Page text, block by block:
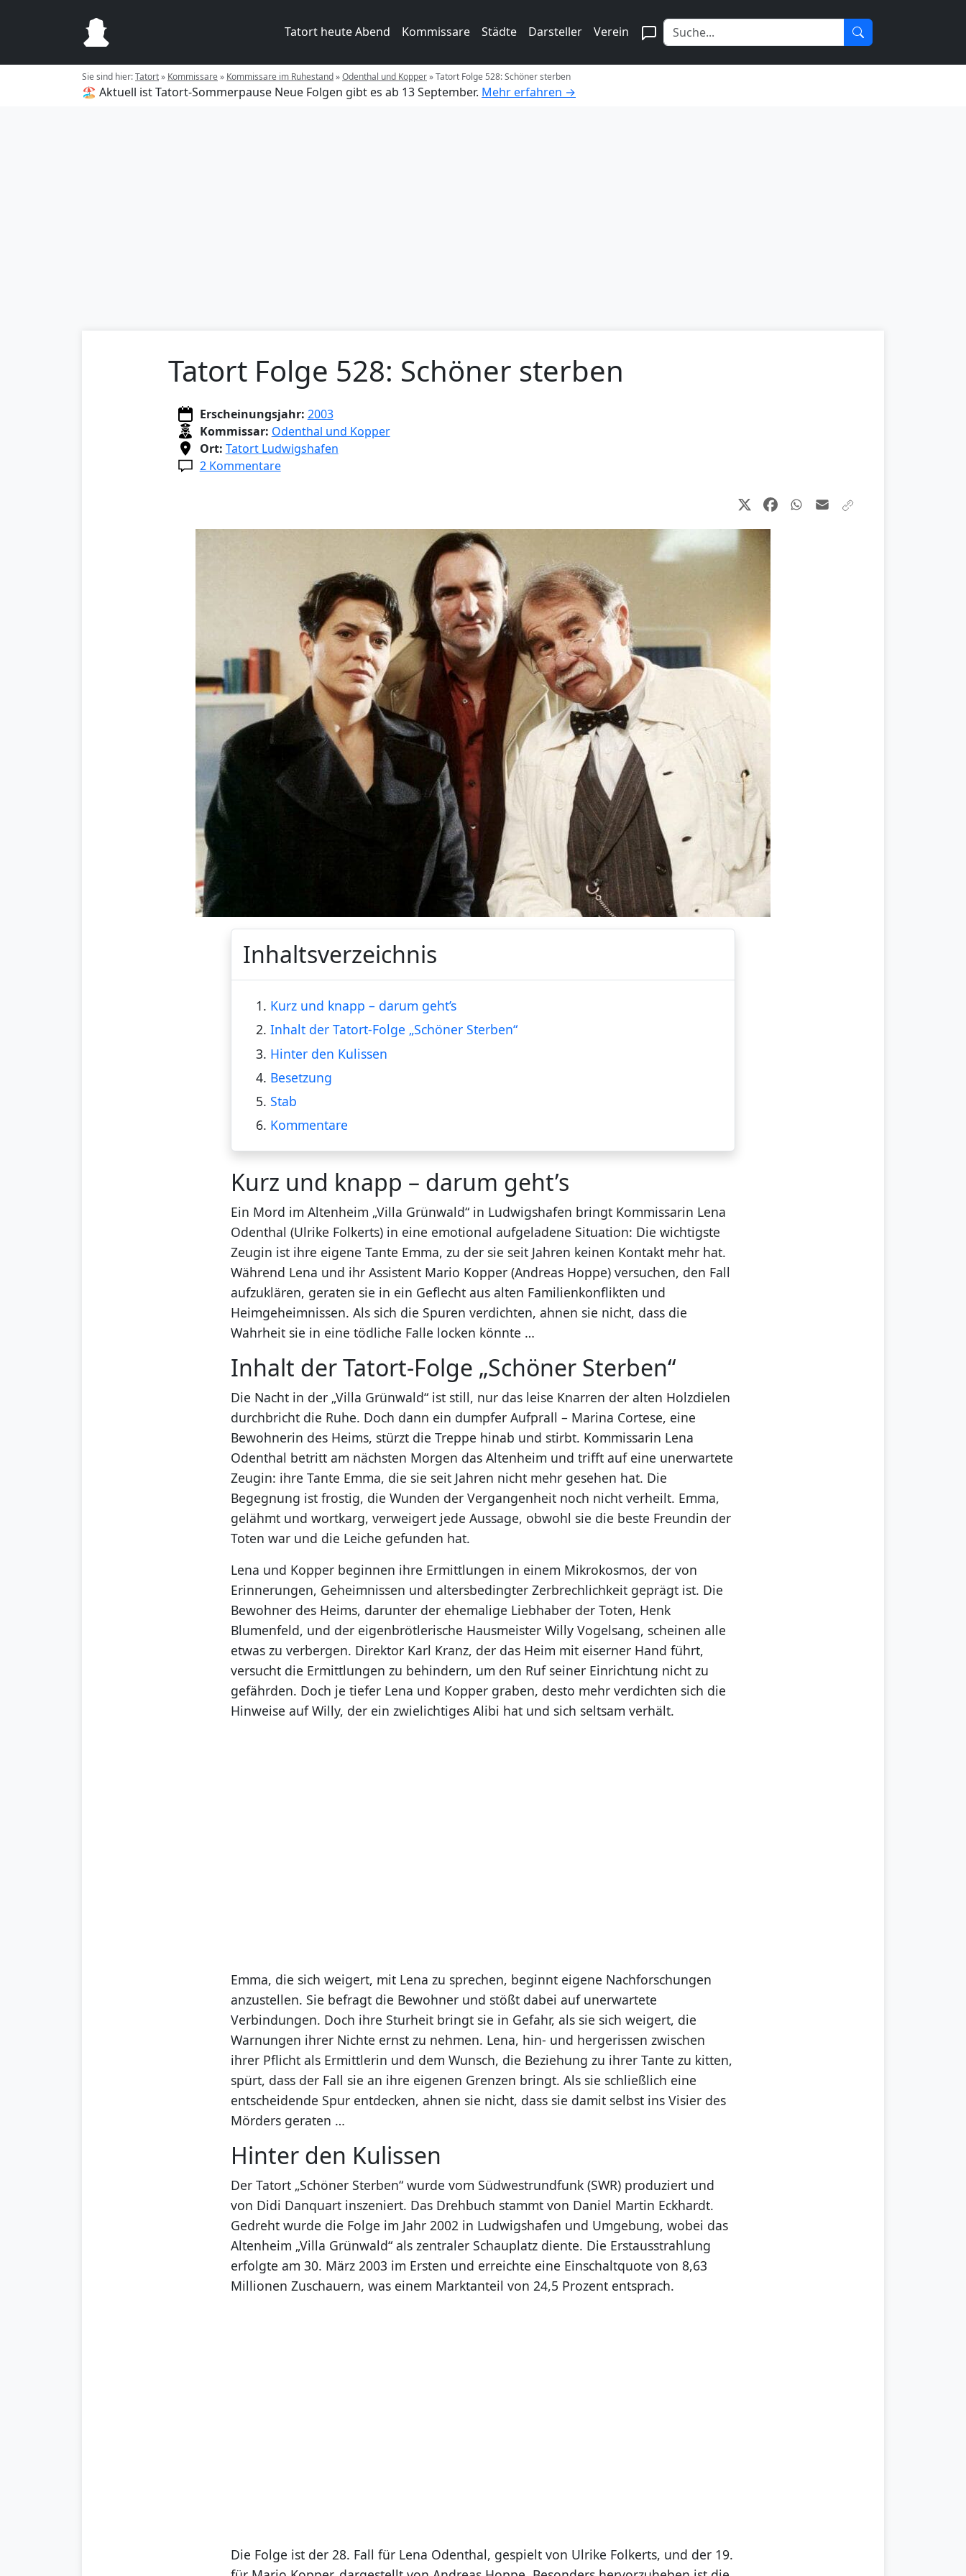
Tatort heute Abend Kommissare Städte Darsteller Verein
Sie sind hier:Tatort» Kommissare» Kommissare im Ruhestand»Odenthal und Kopper»Tatort Folge 528: Schöner sterben
🏖️ Aktuell ist Tatort-Sommerpause Neue Folgen gibt es ab 13 September. Mehr erfahren →
Tatort Folge 528: Schöner sterben
Erscheinungsjahr: 2003
Kommissar: Odenthal und Kopper
Ort: Tatort Ludwigshafen
2 Kommentare
Inhaltsverzeichnis
1. Kurz und knapp – darum geht’s
2. Inhalt der Tatort-Folge „Schöner Sterben“
3. Hinter den Kulissen
4. Besetzung
5. Stab
6. Kommentare
Kurz und knapp – darum geht’s
Ein Mord im Altenheim „Villa Grünwald“ in Ludwigshafen bringt Kommissarin Lena
Odenthal (Ulrike Folkerts) in eine emotional aufgeladene Situation: Die wichtigste
Zeugin ist ihre eigene Tante Emma, zu der sie seit Jahren keinen Kontakt mehr hat.
Während Lena und ihr Assistent Mario Kopper (Andreas Hoppe) versuchen, den Fall
aufzuklären, geraten sie in ein Geflecht aus alten Familienkonflikten und
Heimgeheimnissen. Als sich die Spuren verdichten, ahnen sie nicht, dass die
Wahrheit sie in eine tödliche Falle locken könnte …
Inhalt der Tatort-Folge „Schöner Sterben“
Die Nacht in der „Villa Grünwald“ ist still, nur das leise Knarren der alten Holzdielen
durchbricht die Ruhe. Doch dann ein dumpfer Aufprall – Marina Cortese, eine
Bewohnerin des Heims, stürzt die Treppe hinab und stirbt. Kommissarin Lena
Odenthal betritt am nächsten Morgen das Altenheim und trifft auf eine unerwartete
Zeugin: ihre Tante Emma, die sie seit Jahren nicht mehr gesehen hat. Die
Begegnung ist frostig, die Wunden der Vergangenheit noch nicht verheilt. Emma,
gelähmt und wortkarg, verweigert jede Aussage, obwohl sie die beste Freundin der
Toten war und die Leiche gefunden hat.
Lena und Kopper beginnen ihre Ermittlungen in einem Mikrokosmos, der von
Erinnerungen, Geheimnissen und altersbedingter Zerbrechlichkeit geprägt ist. Die
Bewohner des Heims, darunter der ehemalige Liebhaber der Toten, Henk
Blumenfeld, und der eigenbrötlerische Hausmeister Willy Vogelsang, scheinen alle
etwas zu verbergen. Direktor Karl Kranz, der das Heim mit eiserner Hand führt,
versucht die Ermittlungen zu behindern, um den Ruf seiner Einrichtung nicht zu
gefährden. Doch je tiefer Lena und Kopper graben, desto mehr verdichten sich die
Hinweise auf Willy, der ein zwielichtiges Alibi hat und sich seltsam verhält.
Emma, die sich weigert, mit Lena zu sprechen, beginnt eigene Nachforschungen
anzustellen. Sie befragt die Bewohner und stößt dabei auf unerwartete
Verbindungen. Doch ihre Sturheit bringt sie in Gefahr, als sie sich weigert, die
Warnungen ihrer Nichte ernst zu nehmen. Lena, hin- und hergerissen zwischen
ihrer Pflicht als Ermittlerin und dem Wunsch, die Beziehung zu ihrer Tante zu kitten,
spürt, dass der Fall sie an ihre eigenen Grenzen bringt. Als sie schließlich eine
entscheidende Spur entdecken, ahnen sie nicht, dass sie damit selbst ins Visier des
Mörders geraten …
Hinter den Kulissen
Der Tatort „Schöner Sterben“ wurde vom Südwestrundfunk (SWR) produziert und
von Didi Danquart inszeniert. Das Drehbuch stammt von Daniel Martin Eckhardt.
Gedreht wurde die Folge im Jahr 2002 in Ludwigshafen und Umgebung, wobei das
Altenheim „Villa Grünwald“ als zentraler Schauplatz diente. Die Erstausstrahlung
erfolgte am 30. März 2003 im Ersten und erreichte eine Einschaltquote von 8,63
Millionen Zuschauern, was einem Marktanteil von 24,5 Prozent entsprach.
Die Folge ist der 28. Fall für Lena Odenthal, gespielt von Ulrike Folkerts, und der 19.